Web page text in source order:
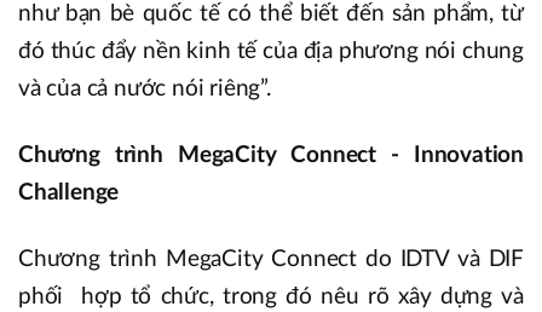
như bạn bè quốc tế có thể biết đến sản phẩm, từ
đó thúc đẩy nền kinh tế của địa phương nói chung
và của cả nước nói riêng”.
Chương trình MegaCity Connect - Innovation
Challenge
Chương trình MegaCity Connect do IDTV và DIF
phối hợp tổ chức, trong đó nêu rõ xây dựng và